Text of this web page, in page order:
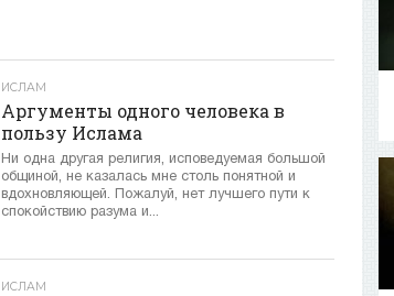
ИСЛАМ
Аргументы одного человека в
пользу Ислама
Ни одна другая религия, исповедуемая большой
общиной, не казалась мне столь понятной и
вдохновляющей. Пожалуй, нет лучшего пути к
спокойствию разума и...
ИСЛАМ